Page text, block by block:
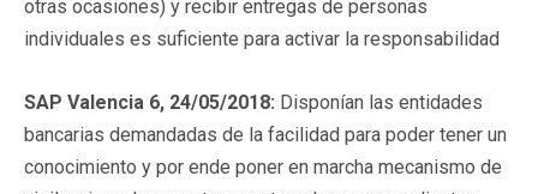
otras ocasiones) y recibir entregas de personas
individuales es suficiente para activar la responsabilidad
SAP Valencia 6, 24/05/2018: Disponían las entidades
bancarias demandadas de la facilidad para poder tener un
conocimiento y por ende poner en marcha mecanismo de